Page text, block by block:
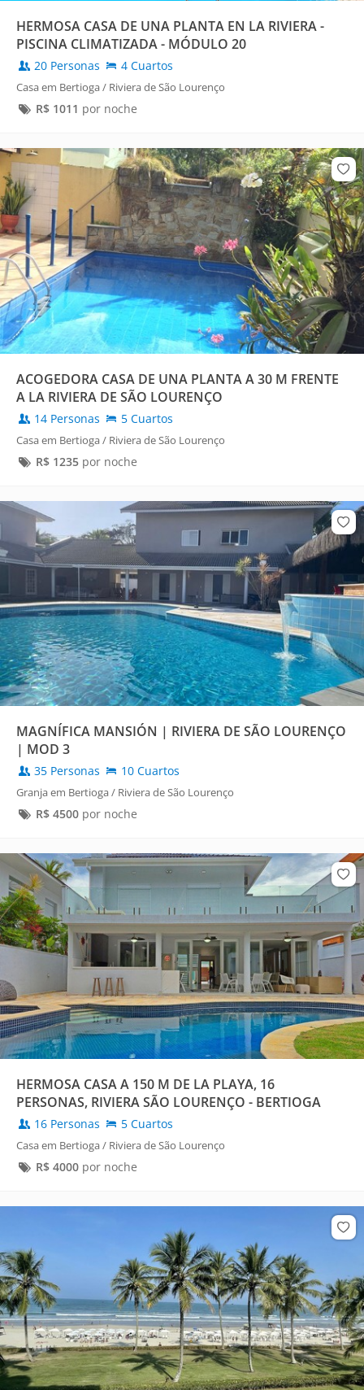
HERMOSA CASA DE UNA PLANTA EN LA RIVIERA -
PISCINA CLIMATIZADA - MÓDULO 20
20 Personas 4 Cuartos
Casa em Bertioga / Riviera de São Lourenço
R$ 1011 por noche
ACOGEDORA CASA DE UNA PLANTA A 30 M FRENTE
A LA RIVIERA DE SÃO LOURENÇO
14 Personas 5 Cuartos
Casa em Bertioga / Riviera de São Lourenço
R$ 1235por noche
MAGNÍFICA MANSIÓN | RIVIERA DE SÃO LOURENÇO
| MOD 3
35 Personas 10 Cuartos
Granja em Bertioga / Riviera de São Lourenço
R$ 4500por noche
HERMOSA CASA A 150 M DE LA PLAYA, 16
PERSONAS, RIVIERA SÃO LOURENÇO - BERTIOGA
16 Personas 5 Cuartos
Casa em Bertioga / Riviera de São Lourenço
R$ 4000por noche